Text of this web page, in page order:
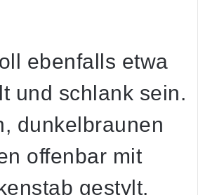
ebenfalls etwa
und schlank sein.
dunkelbraunen
offenbar mit
gestylt.